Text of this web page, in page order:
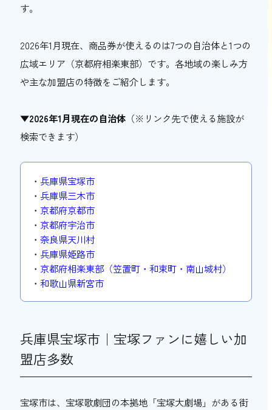
【スマホで5分！】関西おでかけ納税の手順
1. 準備するもの
1. おでかけ先の市町村を選択
3. ふるさと納税の寄付を行い、おでかけ商
品券を受け取る
4. お礼の品であるおでかけ商品券を店舗で
使用
関西おでかけ納税のよくある質問
Q. 有効期限はありますか？
Q. 複数の自治体に寄附できますか？
Q. 寄附金控除は受けられますか？
Q. 商品券を一部だけ使用することはできま
すか？
体のみですか？
いますぐ関西おでかけ納税でデジタル商品券
す。
2026年1月現在、商品券が使えるのは7つの自治体と1つの
広域エリア（京都府相楽東部）です。各地域の楽しみ方
や主な加盟店の特徴をご紹介します。
▼2026年1月現在の自治体 （※リンク先で使える施設が
検索できます）
・ 兵庫県宝塚市
・ 兵庫県三木市
・ 京都府京都市
・ 京都府宇治市
・ 奈良県天川村
・ 兵庫県姫路市
・ 京都府相楽東部（笠置町・和束町・南山城村）
・ 和歌山県新宮市
兵庫県宝塚市｜宝塚ファンに嬉しい加
盟店多数
宝塚市は、宝塚歌劇団の本拠地「宝塚大劇場」がある街